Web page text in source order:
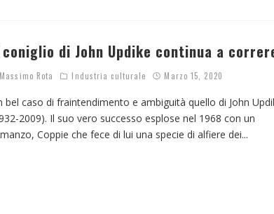
di John Updike continua a
Massimo Rota Industria culturale Marzo 15, 2020
bel caso di fraintendimento e ambiguità quello di John
2009). Il suo vero successo esplose nel 1968 con un
Coppie che fece di lui una specie di alfiere dei...